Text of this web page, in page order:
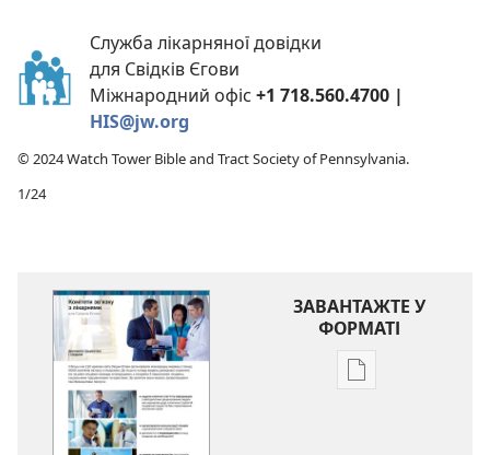
Служба лікарняної довідки
для Свідків Єгови
Міжнародний офіс +1 718.560.4700 |
HIS@jw.org
© 2024 Watch Tower Bible and Tract Society of Pennsylvania.
1/24
ЗАВАНТАЖТЕ У
ФОРМАТІ
Параметри